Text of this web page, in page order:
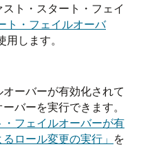
ト・スタート・フェイ
ト・フェイルオーバ
します。
ーバーが有効化されて
バーを実行できます。
・フェイルオーバーが有
ロール変更の実行」 を